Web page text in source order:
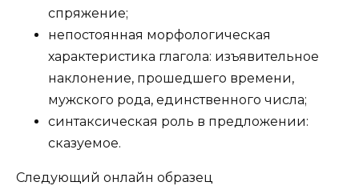
спряжение;
непостоянная морфологическая
характеристика глагола: изъявительное
наклонение, прошедшего времени,
мужского рода, единственного числа;
синтаксическая роль в предложении:
сказуемое.
Следующий онлайн образец